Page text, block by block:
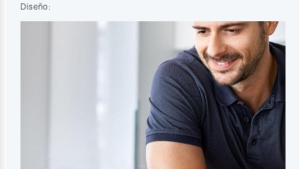
Diseño: